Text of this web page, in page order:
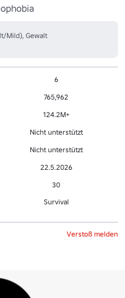
Mild), Gewalt
6
765,962
124.2M+
Nicht unterstützt
Nicht unterstützt
22.5.2026
30
Survival
Verstoß melden